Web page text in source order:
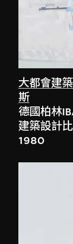
大都會建
斯
德國柏林
建築設計
1980